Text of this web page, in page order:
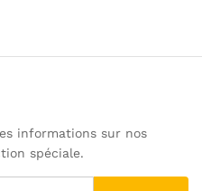
informations sur nos
spéciale.